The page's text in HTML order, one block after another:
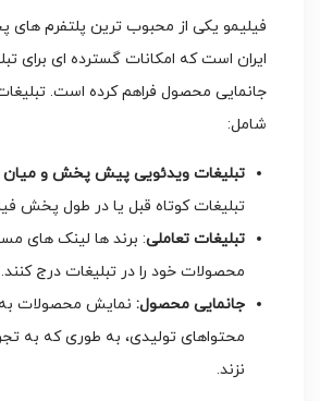
فیلیمو یکی از محبوب‌ ترین پلتفرم ‌های
ایران است که امکانات گسترده ‌ای برای
جانمایی محصول فراهم کرده است.
شامل:
تبلیغات ویدئویی پیش پخش و
تبلیغات کوتاه قبل یا در طول پخش
تبلیغات تعاملی: برند ها لینک ‌های
محصولات خود را در تبلیغات درج کنند.
جانمایی محصول: نمایش محصولات
محتواهای تولیدی، به طوری که به
نزند.